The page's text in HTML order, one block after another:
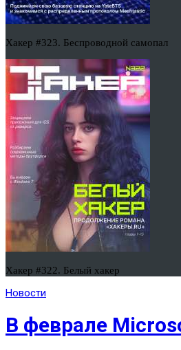
Хакер #323. Беспроводной самопал
Хакер #322. Белый хакер
Новости
В феврале